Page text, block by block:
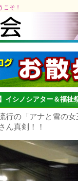
そ！
イシノシアター＆福祉
行の「アナと雪の
ん真剣！！